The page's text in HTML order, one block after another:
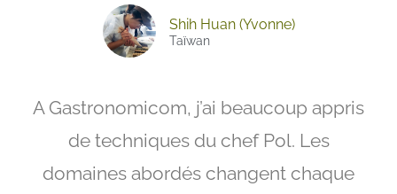
Shih Huan (Yvonne)
Taïwan
A Gastronomicom, j’ai beaucoup appris
de techniques du chef Pol. Les
domaines abordés changent chaque